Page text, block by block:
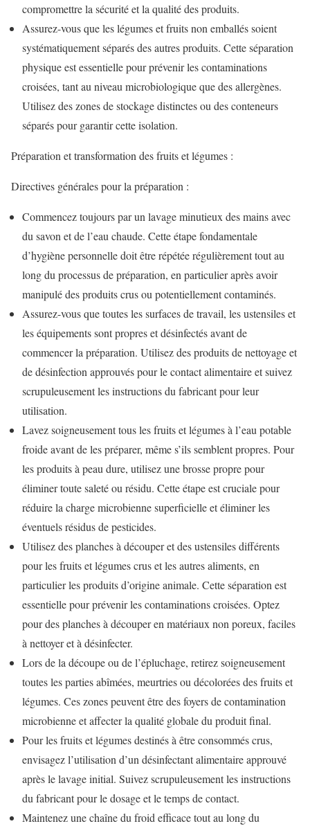
compromettre la sécurité et la qualité des produits.
Assurez-vous que les légumes et fruits non emballés soient
systématiquement séparés des autres produits. Cette séparation
physique est essentielle pour prévenir les contaminations
croisées, tant au niveau microbiologique que des allergènes.
Utilisez des zones de stockage distinctes ou des conteneurs
séparés pour garantir cette isolation.
Préparation et transformation des fruits et légumes :
Directives générales pour la préparation :
Commencez toujours par un lavage minutieux des mains avec
du savon et de l’eau chaude. Cette étape fondamentale
d’hygiène personnelle doit être répétée régulièrement tout au
long du processus de préparation, en particulier après avoir
manipulé des produits crus ou potentiellement contaminés.
Assurez-vous que toutes les surfaces de travail, les ustensiles et
les équipements sont propres et désinfectés avant de
commencer la préparation. Utilisez des produits de nettoyage et
de désinfection approuvés pour le contact alimentaire et suivez
scrupuleusement les instructions du fabricant pour leur
utilisation.
Lavez soigneusement tous les fruits et légumes à l’eau potable
froide avant de les préparer, même s’ils semblent propres. Pour
les produits à peau dure, utilisez une brosse propre pour
éliminer toute saleté ou résidu. Cette étape est cruciale pour
réduire la charge microbienne superficielle et éliminer les
éventuels résidus de pesticides.
Utilisez des planches à découper et des ustensiles différents
pour les fruits et légumes crus et les autres aliments, en
particulier les produits d’origine animale. Cette séparation est
essentielle pour prévenir les contaminations croisées. Optez
pour des planches à découper en matériaux non poreux, faciles
à nettoyer et à désinfecter.
Lors de la découpe ou de l’épluchage, retirez soigneusement
toutes les parties abîmées, meurtries ou décolorées des fruits et
légumes. Ces zones peuvent être des foyers de contamination
microbienne et affecter la qualité globale du produit final.
Pour les fruits et légumes destinés à être consommés crus,
envisagez l’utilisation d’un désinfectant alimentaire approuvé
après le lavage initial. Suivez scrupuleusement les instructions
du fabricant pour le dosage et le temps de contact.
Maintenez une chaîne du froid efficace tout au long du